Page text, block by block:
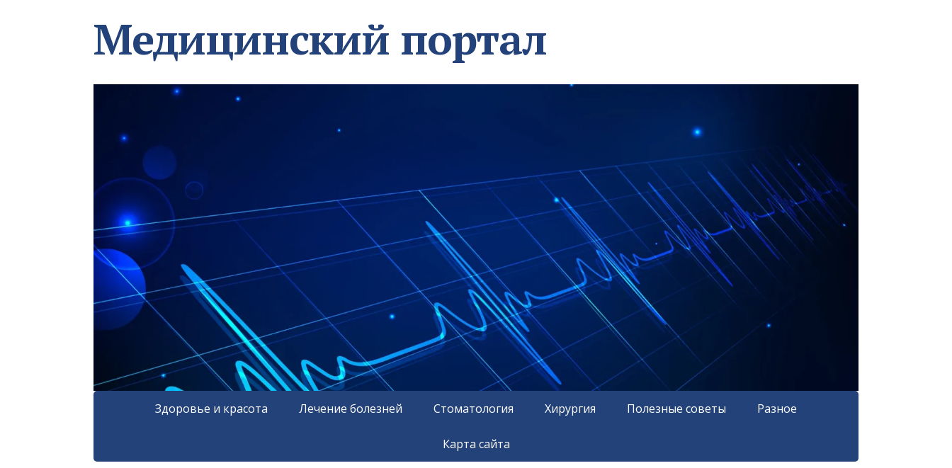
Медицинский портал
Здоровье и красота Лечение болезней Стоматология Хирургия Полезные советы Разное
Карта сайта